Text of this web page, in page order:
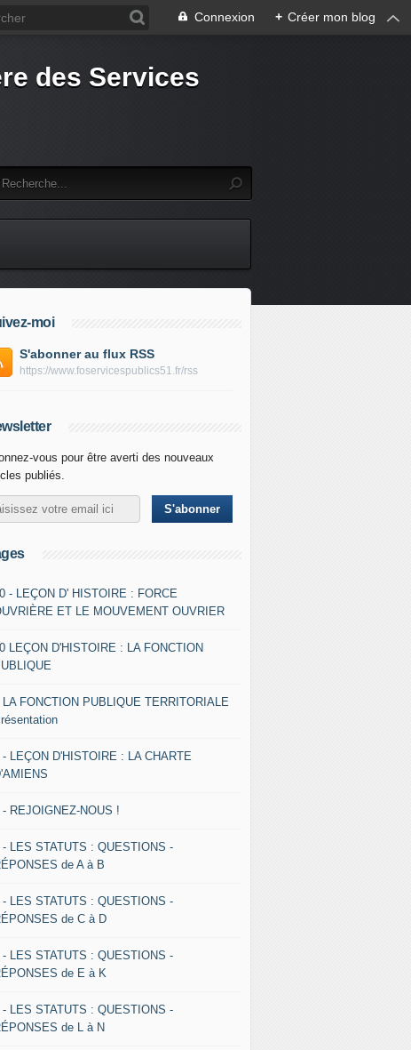
Connexion + Créer mon blog
des Services
moi
S'abonner au flux RSS
https://www.foservicespublics51.fr/rss
vous pour être averti des nouveaux
publiés.
- LEÇON D' HISTOIRE : FORCE
ET LE MOUVEMENT OUVRIER
LEÇON D'HISTOIRE : LA FONCTION
LA FONCTION PUBLIQUE TERRITORIALE
- LEÇON D'HISTOIRE : LA CHARTE
- REJOIGNEZ-NOUS !
- LES STATUTS : QUESTIONS -
de A à B
- LES STATUTS : QUESTIONS -
de C à D
- LES STATUTS : QUESTIONS -
de E à K
- LES STATUTS : QUESTIONS -
de L à N